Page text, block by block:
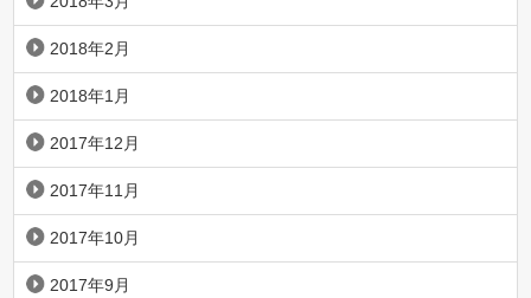
2018年2月
2018年1月
2017年12月
2017年11月
2017年10月
2017年9月